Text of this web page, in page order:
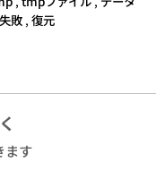
敗 , 復元
ます